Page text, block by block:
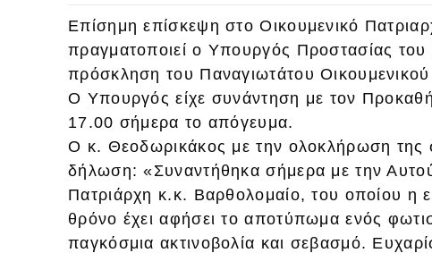
Επίσημη επίσκεψη στο Οικουμενικό
πραγματοποιεί ο Υπουργός Προστασίας
πρόσκληση του Παναγιωτάτου
Ο Υπουργός είχε συνάντηση με τον
17.00 σήμερα το απόγευμα.
Ο κ. Θεοδωρικάκος με την ολοκλήρωση της
δήλωση: «Συναντήθηκα σήμερα με την
Πατριάρχη κ.κ. Βαρθολομαίο, του οποίου η
θρόνο έχει αφήσει το αποτύπωμα ενός
παγκόσμια ακτινοβολία και σεβασμό.